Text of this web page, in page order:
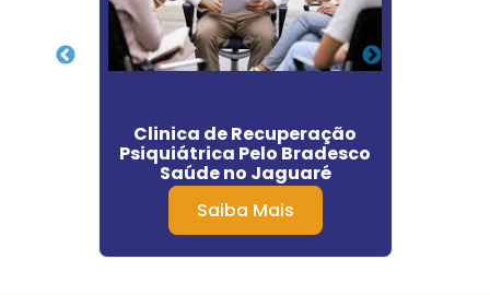
Clinica de Recuperação
Psiquiátrica Pelo Bradesco
Saúde no Jaguaré
Saiba Mais